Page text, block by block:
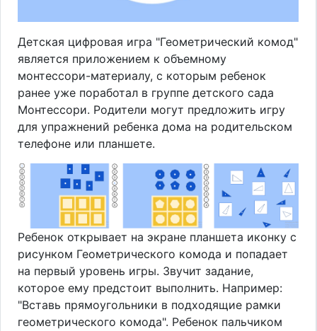
Детская цифровая игра "Геометрический комод"
является приложением к объемному
монтессори-материалу, с которым ребенок
ранее уже поработал в группе детского сада
Монтессори. Родители могут предложить игру
для упражнений ребенка дома на родительском
телефоне или планшете.
Ребенок открывает на экране планшета иконку с
рисунком Геометрического комода и попадает
на первый уровень игры. Звучит задание,
которое ему предстоит выполнить. Например:
"Вставь прямоугольники в подходящие рамки
геометрического комода". Ребенок пальчиком